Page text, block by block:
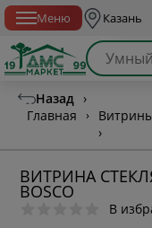
Меню Казань
Назад ›
Главная
›
›
ВИТРИНА
BOSCO
В